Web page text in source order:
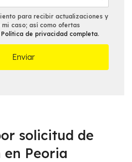
para recibir actualizaciones y
caso; así como ofertas
Política de privacidad completa.
solicitud de
Peoria